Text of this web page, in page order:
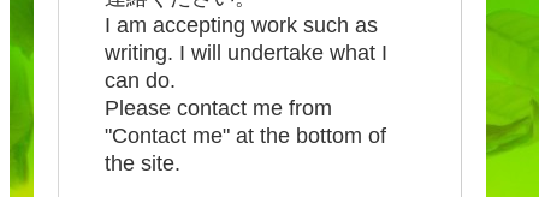
I am accepting work such as
writing. I will undertake what I
can do.
Please contact me from
"Contact me" at the bottom of
the site.